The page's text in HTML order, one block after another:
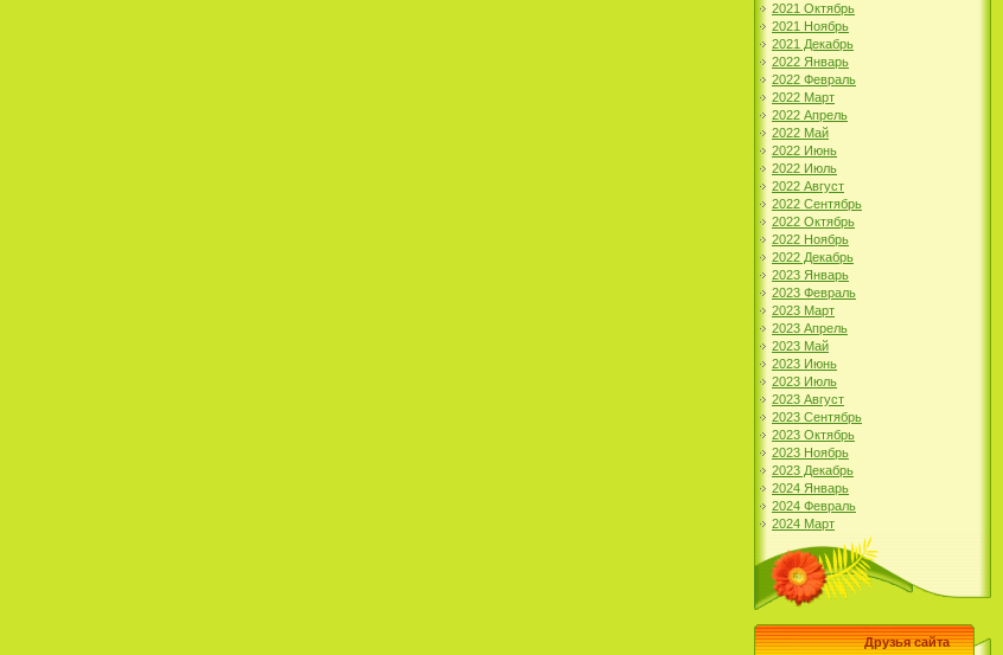
2021 Октябрь
2021 Ноябрь
2021 Декабрь
2022 Январь
2022 Февраль
2022 Март
2022 Апрель
2022 Май
2022 Июнь
2022 Июль
2022 Август
2022 Сентябрь
2022 Октябрь
2022 Ноябрь
2022 Декабрь
2023 Январь
2023 Февраль
2023 Март
2023 Апрель
2023 Май
2023 Июнь
2023 Июль
2023 Август
2023 Сентябрь
2023 Октябрь
2023 Ноябрь
2023 Декабрь
2024 Январь
2024 Февраль
2024 Март
Друзья сайта